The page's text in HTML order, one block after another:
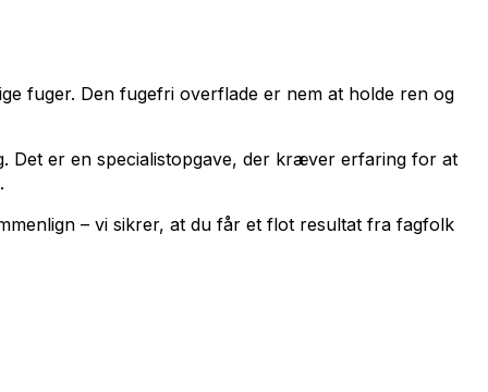
fuger. Den fugefri overflade er nem at holde ren og
Det er en specialistopgave, der kræver erfaring for at
– vi sikrer, at du får et flot resultat fra fagfolk